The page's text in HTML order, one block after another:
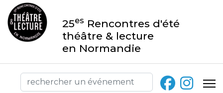
25es Rencontres d'été
théâtre & lecture
en Normandie